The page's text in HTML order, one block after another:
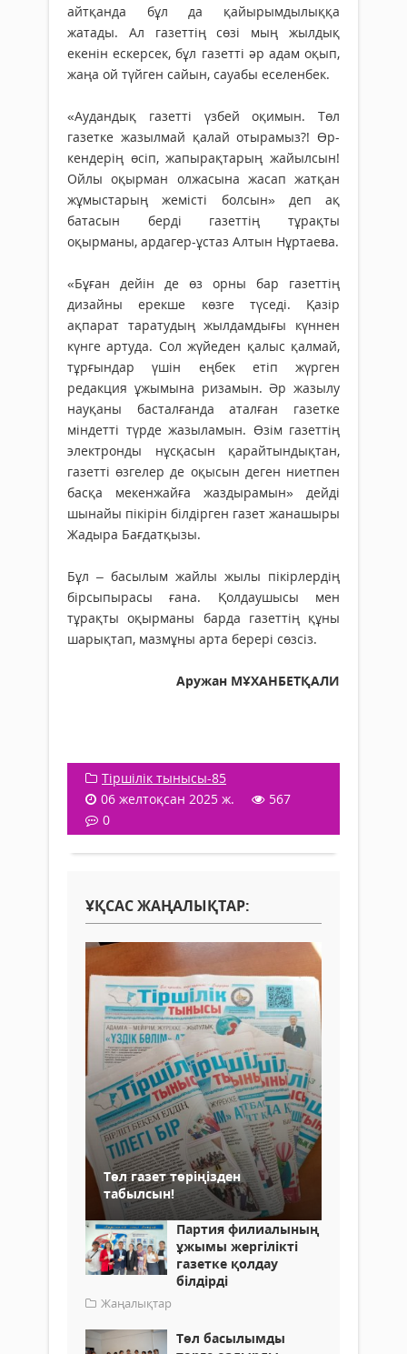
айтқанда бұл да қайырымдылыққа
жатады. Ал газеттің сөзі мың жылдық
екенін ескерсек, бұл газетті әр адам оқып,
жаңа ой түйген сайын, сауабы еселенбек.
«Аудандық газетті үзбей оқимын. Төл
газетке жазыл­май қалай оты­рамыз?! Өр­
кен­дерің өсіп, жа­пырақтарың жа­йыл­­­сын!
Ойлы оқыр­ман олжасына жасап жатқан
жұмыстарың жемісті болсын» деп ақ
батасын берді газеттің тұрақ­ты
оқырманы, ардагер-ұстаз Алтын Нұртаева.
«Бұған дейін де өз орны бар газеттің
дизайны ерекше көзге түседі. Қазір
ақпарат таратудың жылдамдығы күннен
күнге артуда. Сол жүйеден қалыс қалмай,
тұрғындар үшін еңбек етіп жүрген
редакция ұжымына ризамын. Әр жазылу
науқаны басталғанда аталған газетке
міндетті түрде жазыламын. Өзім газеттің
электронды нұсқасын қарайтындықтан,
газетті өзгелер де оқысын деген ниетпен
басқа мекенжайға жаздырамын» дейді
шынайы пікірін білдірген газет жанашыры
Жадыра Бағдатқызы.
Бұл – басылым жайлы жылы пікір­лердің
бірсыпырасы ғана. Қолдаушысы мен
тұрақты оқырманы барда газеттің құны
шарықтап, мазмұны арта берері сөзсіз.
Аружан МҰХАНБЕТҚАЛИ
Тіршілік тынысы-85
06 желтоқсан 2025 ж.
567
0
ҰҚСАС ЖАҢАЛЫҚТАР:
Төл газет төріңізден
табылсын!
Партия филиалының
ұжымы жергілікті
газетке қолдау
білдірді
Жаңалықтар
Төл басылымды